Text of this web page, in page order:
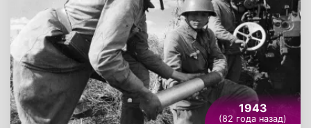
захватили у противника исправный танк,
3орудия, 7 пулемётов и другие трофеи.
1943
(82 года назад)